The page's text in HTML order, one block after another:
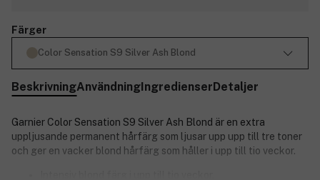
Färger
Color Sensation S9 Silver Ash Blond
BeskrivningAnvändningIngredienserDetaljer
Garnier Color Sensation S9 Silver Ash Blond är en extra
uppljusande permanent hårfärg som ljusar upp upp till tre toner
och ger en vacker blond hårfärg som håller i upp till tio veckor.